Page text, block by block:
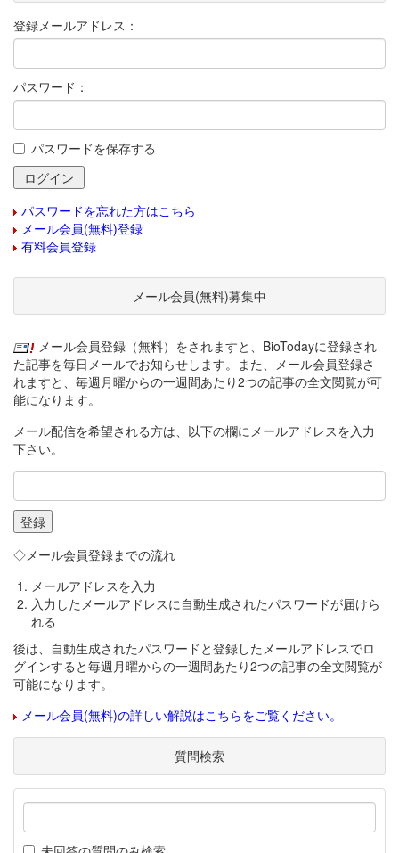
登録メールアドレス：
パスワード：
パスワードを保存する
パスワードを忘れた方はこちら
メール会員(無料)登録
有料会員登録
メール会員(無料)募集中
メール会員登録（無料）をされますと、BioTodayに登録され
た記事を毎日メールでお知らせします。また、メール会員登録さ
れますと、毎週月曜からの一週間あたり2つの記事の全文閲覧が可
能になります。
メール配信を希望される方は、以下の欄にメールアドレスを入力
下さい。
◇メール会員登録までの流れ
メールアドレスを入力
入力したメールアドレスに自動生成されたパスワードが届けら
れる
後は、自動生成されたパスワードと登録したメールアドレスでロ
グインすると毎週月曜からの一週間あたり2つの記事の全文閲覧が
可能になります。
メール会員(無料)の詳しい解説はこちらをご覧ください。
質問検索